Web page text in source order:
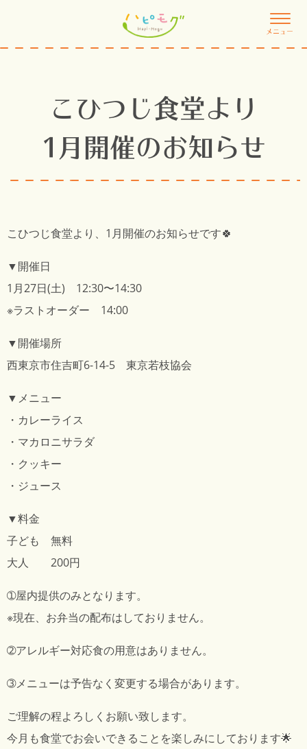
メニュー
こひつじ食堂より
1月開催のお知らせ
こひつじ食堂より、1月開催のお知らせです🍀
▼開催日
1月27日(土) 12:30〜14:30
※ラストオーダー 14:00
▼開催場所
西東京市住吉町6-14-5 東京若枝協会
▼メニュー
・カレーライス
・マカロニサラダ
・クッキー
・ジュース
▼料金
子ども 無料
大人 200円
➀屋内提供のみとなります。
※現在、お弁当の配布はしておりません。
➁アレルギー対応食の用意はありません。
➂メニューは予告なく変更する場合があります。
ご理解の程よろしくお願い致します。
今月も食堂でお会いできることを楽しみにしております🌟